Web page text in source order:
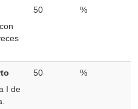
50 %
I de
50 %